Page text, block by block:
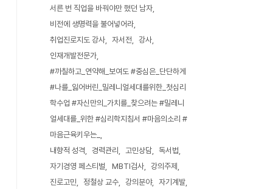
서른 번 직업을 바꿔야만 했던 남자
비전에 생명력을 불어넣어라
취업진로지도 강사
자서전
강사
인재개발전문가
#까칠하고_연약해_보여도 #중심은_단단하게
#나를_잃어버린_밀레니얼세대를위한_첫심리
학수업 #자신만의_가치를_찾으려는 #밀레니
얼세대를_위한 #심리학지침서 #마음의소리 #
마음근육키우는_
내향적 성격
경력관리 고민상담
독서법
자기경영 페스티벌
MBTI검사
강의주제
진로고민
정철상 교수 강의분야
자기계발